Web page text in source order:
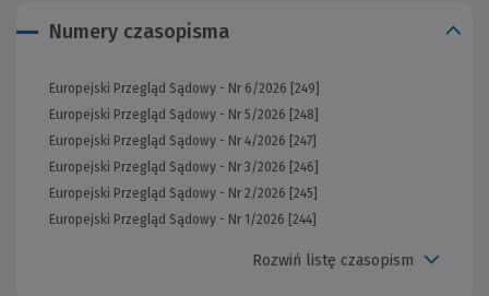
Numery czasopisma
Europejski Przegląd Sądowy - Nr 6/2026 [249]
Europejski Przegląd Sądowy - Nr 5/2026 [248]
Europejski Przegląd Sądowy - Nr 4/2026 [247]
Europejski Przegląd Sądowy - Nr 3/2026 [246]
Europejski Przegląd Sądowy - Nr 2/2026 [245]
Europejski Przegląd Sądowy - Nr 1/2026 [244]
Rozwiń listę czasopism